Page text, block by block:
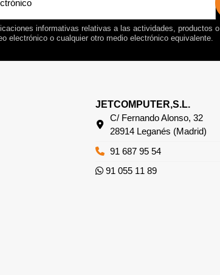
informativas relativas a las actividades, productos o
electrónico o cualquier otro medio electrónico equivalente.
JETCOMPUTER,S.L.
C/ Fernando Alonso, 32
28914 Leganés (Madrid)
91 687 95 54
91 055 11 89